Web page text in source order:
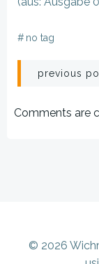
# no tag
previous
Comments are
© 2026